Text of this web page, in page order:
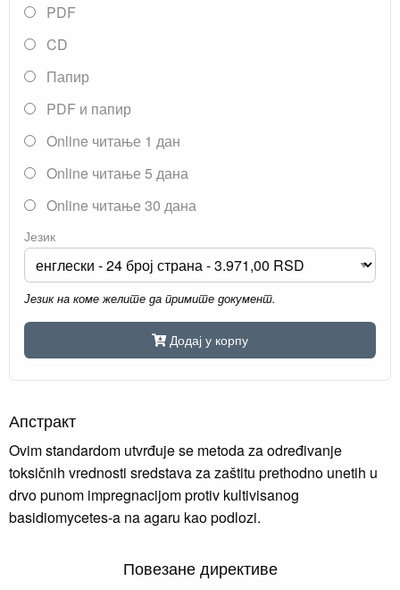
PDF
CD
Папир
PDF и папир
Online читање 1 дан
Online читање 5 дана
Online читање 30 дана
Језик
Језик на коме желите да примите документ.
Додај у корпу
Апстракт
Ovim standardom utvrđuje se metoda za određivanje
toksičnih vrednosti sredstava za zaštitu prethodno unetih u
drvo punom impregnacijom protiv kultivisanog
basidiomycetes-a na agaru kao podlozi.
Повезане директиве